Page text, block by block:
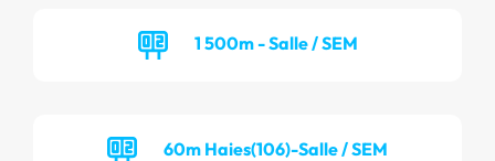
1 500m - Salle / SEM
60m Haies(106)-Salle / SEM